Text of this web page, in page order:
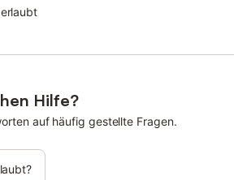
Hilfe?
auf häufig gestellte Fragen.